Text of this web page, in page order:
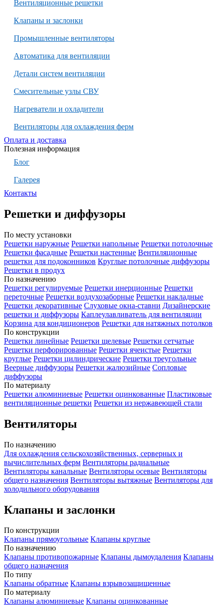
Вентиляционные решетки
Клапаны и заслонки
Промышленные вентиляторы
Автоматика для вентиляции
Детали систем вентиляции
Смесительные узлы СВУ
Нагреватели и охладители
Вентиляторы для охлаждения ферм
Оплата и доставка
Полезная информация
Блог
Галерея
Контакты
Решетки и диффузоры
По месту установки
Решетки наружные Решетки напольные Решетки потолочные
Решетки фасадные Решетки настенные Вентиляционные
решетки для подоконников Круглые потолочные диффузоры
Решетки в продух
По назначению
Решетки регулируемые Решетки инерционные Решетки
переточные Решетки воздухозаборные Решетки накладные
Решетки декоративные Слуховые окна-ставни Дизайнерские
решетки и диффузоры Каплеулавливатель для вентиляции
Корзина для кондиционеров Решетки для натяжных потолков
По конструкции
Решетки линейные Решетки щелевые Решетки сетчатые
Решетки перфорированные Решетки ячеистые Решетки
круглые Решетки цилиндрические Решетки треугольные
Веерные диффузоры Решетки жалюзийные Сопловые
диффузоры
По материалу
Решетки алюминиевые Решетки оцинкованные Пластиковые
вентиляционные решетки Решетки из нержавеющей стали
Вентиляторы
По назначению
Для охлаждения сельскохозяйственных, серверных и
вычислительных ферм Вентиляторы радиальные
Вентиляторы канальные Вентиляторы осевые Вентиляторы
общего назначения Вентиляторы вытяжные Вентиляторы для
холодильного оборудования
Клапаны и заслонки
По конструкции
Клапаны прямоугольные Клапаны круглые
По назначению
Клапаны противопожарные Клапаны дымоудаления Клапаны
общего назначения
По типу
Клапаны обратные Клапаны взрывозащищенные
По материалу
Клапаны алюминиевые Клапаны оцинкованные